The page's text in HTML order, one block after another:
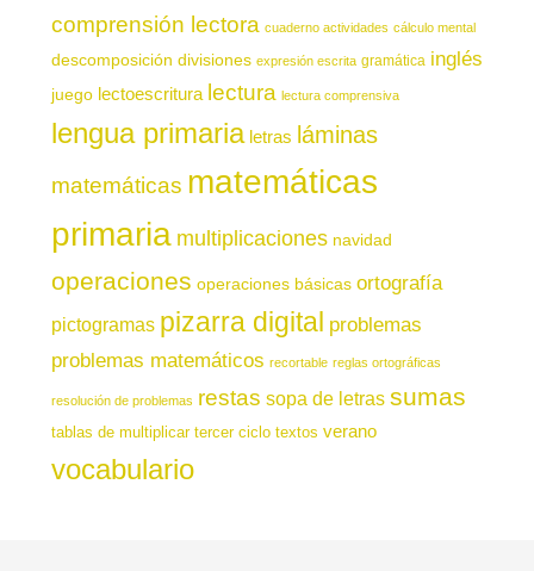
comprensión lectora cuaderno actividades cálculo mental
descomposición divisiones expresión escrita gramática inglés
juego lectoescritura lectura lectura comprensiva
lengua primaria letras láminas
matemáticas matemáticas
primaria multiplicaciones navidad
operaciones operaciones básicas ortografía
pictogramas pizarra digital problemas
problemas matemáticos recortable reglas ortográficas
resolución de problemas restas sopa de letras sumas
tablas de multiplicar tercer ciclo textos verano
vocabulario